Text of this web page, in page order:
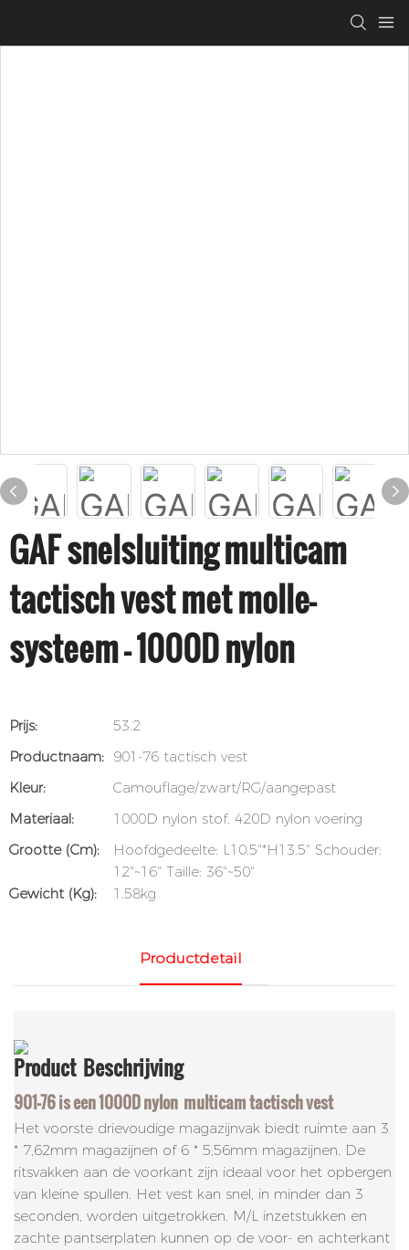
GAF snelsluiting multicam
tactisch vest met molle-
systeem - 1000D nylon
Prijs:
53.2
Productnaam: 901-76 tactisch vest
Kleur:
Camouflage/zwart/RG/aangepast
Materiaal:
1000D nylon stof, 420D nylon voering
Grootte (cm):
Hoofdgedeelte: L10.5"*H13.5" Schouder:
12"~16" Taille: 36"~50"
Gewicht (kg):
1.58kg
Productdetail
Product Beschrijving
901-76 is een 1000D nylon multicamtactisch vest
Het voorste drievoudige magazijnvak biedt ruimte aan 3
* 7,62mm magazijnen of 6 * 5,56mm magazijnen. De
ritsvakken aan de voorkant zijn ideaal voor het opbergen
van kleine spullen. Het vest kan snel, in minder dan 3
seconden, worden uitgetrokken. M/L inzetstukken en
zachte pantserplaten kunnen op de voor- en achterkant